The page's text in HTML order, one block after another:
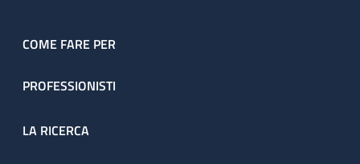
COME FARE PER
PROFESSIONISTI
LA RICERCA